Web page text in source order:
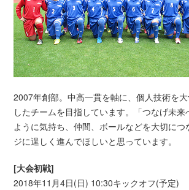
2007年創部。中高一貫を軸に、個人技術を
したチームを目指しています。「つなげ未
ように気持ち、仲間、ボールなどを大切につ
ジに逞しく進んでほしいと思っています。
[大会初戦]
2018年11月4日(日) 10:30キックオフ(予定)